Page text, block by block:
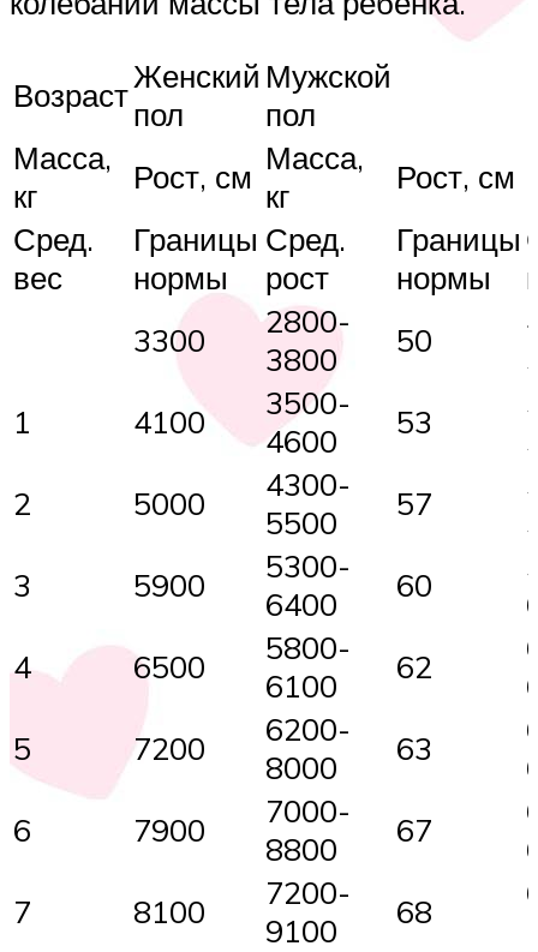
ВозрастЖенский
пол
Мужской
пол
Масса,
кг
Рост, см Масса,
кг
Рост, см
Сред.
вес
Границы
нормы
Сред.
рост
Границы
нормы
3300
2800-
3800
50
1
4100
3500-
4600
53
2
5000
4300-
5500
57
3
5900
5300-
6400
60
4
6500
5800-
6100
62
5
7200
6200-
8000
63
6
7900
7000-
8800
67
7
8100
7200-
9100
68